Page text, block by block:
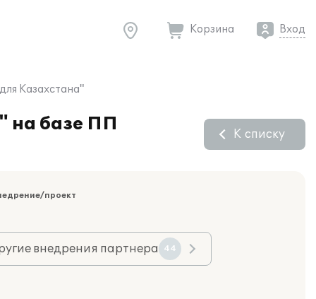
Корзина Вход
Казахстана"
на базе ПП К списку
проект
внедрения партнера 44